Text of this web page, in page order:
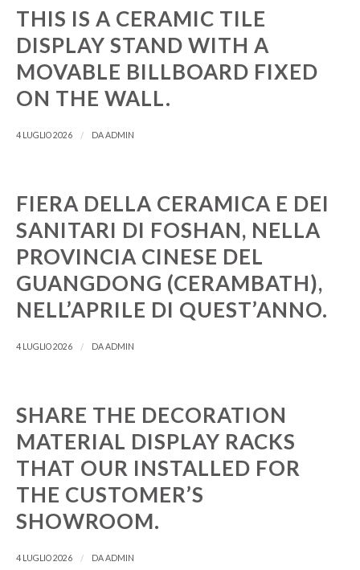
THIS IS A CERAMIC TILE
DISPLAY STAND WITH A
MOVABLE BILLBOARD FIXED
ON THE WALL.
4 LUGLIO 2026 / DAADMIN
FIERA DELLA CERAMICA E DEI
SANITARI DI FOSHAN, NELLA
PROVINCIA CINESE DEL
GUANGDONG (CERAMBATH),
NELL’APRILE DI QUEST’ANNO.
4 LUGLIO 2026 / DAADMIN
SHARE THE DECORATION
MATERIAL DISPLAY RACKS
THAT OUR INSTALLED FOR
THE CUSTOMER’S
SHOWROOM.
4 LUGLIO 2026 / DAADMIN
Igbo
Indonesian
Japanese
Javanese
Kabyle
Konkani
Latin
Lao
Lingala
Lithuanian
Maithili
Maori
Maltese
Mongolian